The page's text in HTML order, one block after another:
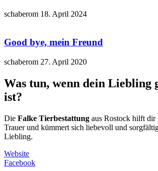
schaberom 18. April 2024
Good bye, mein Freund
schaberom 27. April 2020
Was tun, wenn dein Liebling
ist?
Die Falke Tierbestattung aus Rostock hilft
Trauer und kümmert sich liebevoll und
Liebling.
Website
Facebook